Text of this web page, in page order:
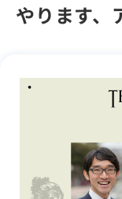
やります、